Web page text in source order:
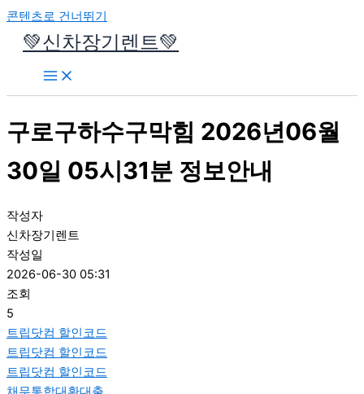
콘텐츠로 건너뛰기
💚신차장기렌트💚
구로구하수구막힘 2026년06월
30일 05시31분 정보안내
작성자
신차장기렌트
작성일
2026-06-30 05:31
조회
5
트립닷컴 할인코드
트립닷컴 할인코드
트립닷컴 할인코드